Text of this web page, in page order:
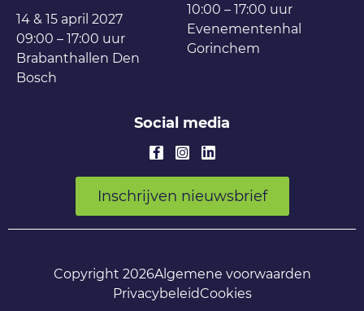
14 & 15 april 2027
09:00 – 17:00 uur
Brabanthallen Den
Bosch
10:00 – 17:00 uur
Evenementenhal
Gorinchem
Social media
Inschrijven nieuwsbrief
Copyright 2026Algemene voorwaarden
PrivacybeleidCookies